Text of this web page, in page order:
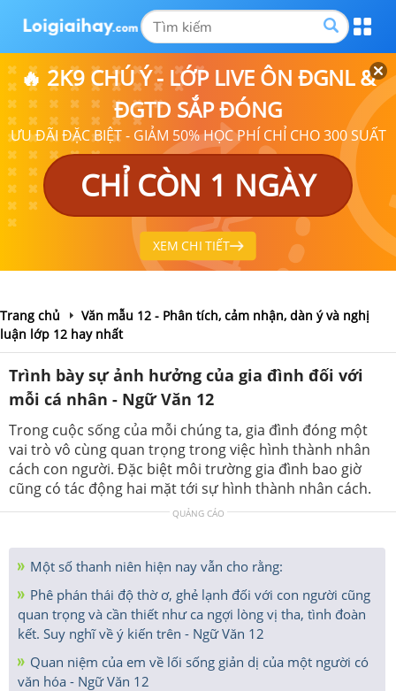
🔥 2K9 CHÚ Ý - LỚP LIVE ÔN ĐGNL &
ĐGTD SẮP ĐÓNG
ƯU ĐÃI ĐẶC BIỆT - GIẢM 50% HỌC PHÍ CHỈ CHO 300 SUẤT
CHỈ CÒN 1 NGÀY
XEM CHI TIẾT
Trang chủ
Văn mẫu 12 - Phân tích, cảm nhận, dàn ý và nghị
luận lớp 12 hay nhất
Trình bày sự ảnh hưởng của gia đình đối với
mỗi cá nhân - Ngữ Văn 12
Trong cuộc sống của mỗi chúng ta, gia đình đóng một
vai trò vô cùng quan trọng trong việc hình thành nhân
cách con người. Đặc biệt môi trường gia đình bao giờ
cũng có tác động hai mặt tới sự hình thành nhân cách.
QUẢNG CÁO
Một số thanh niên hiện nay vẫn cho rằng:
Phê phán thái độ thờ ơ, ghẻ lạnh đối với con người cũng
quan trọng và cần thiết như ca ngợi lòng vị tha, tình đoàn
kết. Suy nghĩ về ý kiến trên - Ngữ Văn 12
Quan niệm của em về lối sống giản dị của một người có
văn hóa - Ngữ Văn 12